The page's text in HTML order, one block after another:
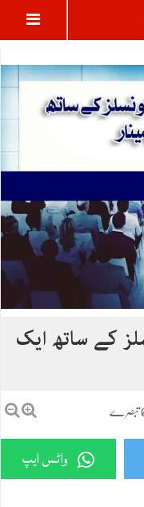
کے ساتھ ایک
واٹس ایپ